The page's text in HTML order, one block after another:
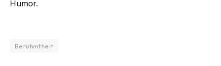
Humor.
Berühmtheit